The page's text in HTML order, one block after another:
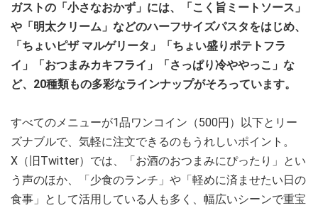
ガストの「小さなおかず」には、「こく旨ミートソース」
や「明太クリーム」などのハーフサイズパスタをはじめ、
「ちょいピザ マルゲリータ」「ちょい盛りポテトフラ
イ」「おつまみカキフライ」「さっぱり冷ややっこ」な
ど、20種類もの多彩なラインナップがそろっています。
すべてのメニューが1品ワンコイン（500円）以下とリー
ズナブルで、気軽に注文できるのもうれしいポイント。
X（旧Twitter）では、「お酒のおつまみにぴったり」とい
う声のほか、「少食のランチ」や「軽めに済ませたい日の
食事」として活用している人も多く、幅広いシーンで重宝